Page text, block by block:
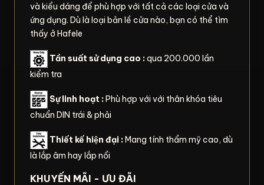
và kiểu dáng để phù hợp với tất cả các loại cửa và
ứng dụng. Dù là loại bản lề cửa nào, bạn có thể tìm
thấy ở Hafele
Tần suất sử dụng cao :qua 200.000 lần
kiểm tra
Sự linh hoạt :Phù hợp với với thân khóa tiêu
chuẩn DIN trái & phải
Thiết kế hiện đại :Mang tính thẩm mỹ cao, dù
là lắp âm hay lắp nổi
KHUYẾN MÃI - ƯU ĐÃI